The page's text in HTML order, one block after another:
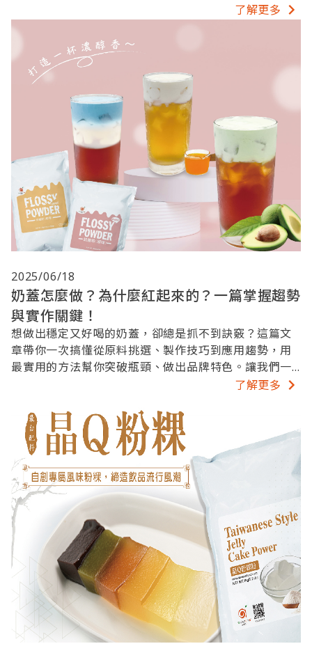
了解更多
2025/06/18
奶蓋怎麼做？為什麼紅起來的？一篇掌握趨勢
與實作關鍵！
想做出穩定又好喝的奶蓋，卻總是抓不到訣竅？這篇文
章帶你一次搞懂從原料挑選、製作技巧到應用趨勢，用
最實用的方法幫你突破瓶頸、做出品牌特色。讓我們一
了解更多